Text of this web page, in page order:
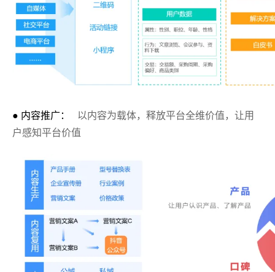
● 内容推广：
以内容为载体，释放平台全维价值，让用
户感知平台价值